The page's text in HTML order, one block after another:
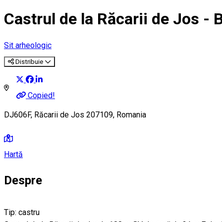
Castrul de la Răcarii de Jos -
Sit arheologic
Distribuie
Copied!
DJ606F, Răcarii de Jos 207109, Romania
Hartă
Despre
Tip: castru